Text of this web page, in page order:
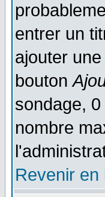
entrer un
ajouter
bouton
sondage,
nombre
Revenir en